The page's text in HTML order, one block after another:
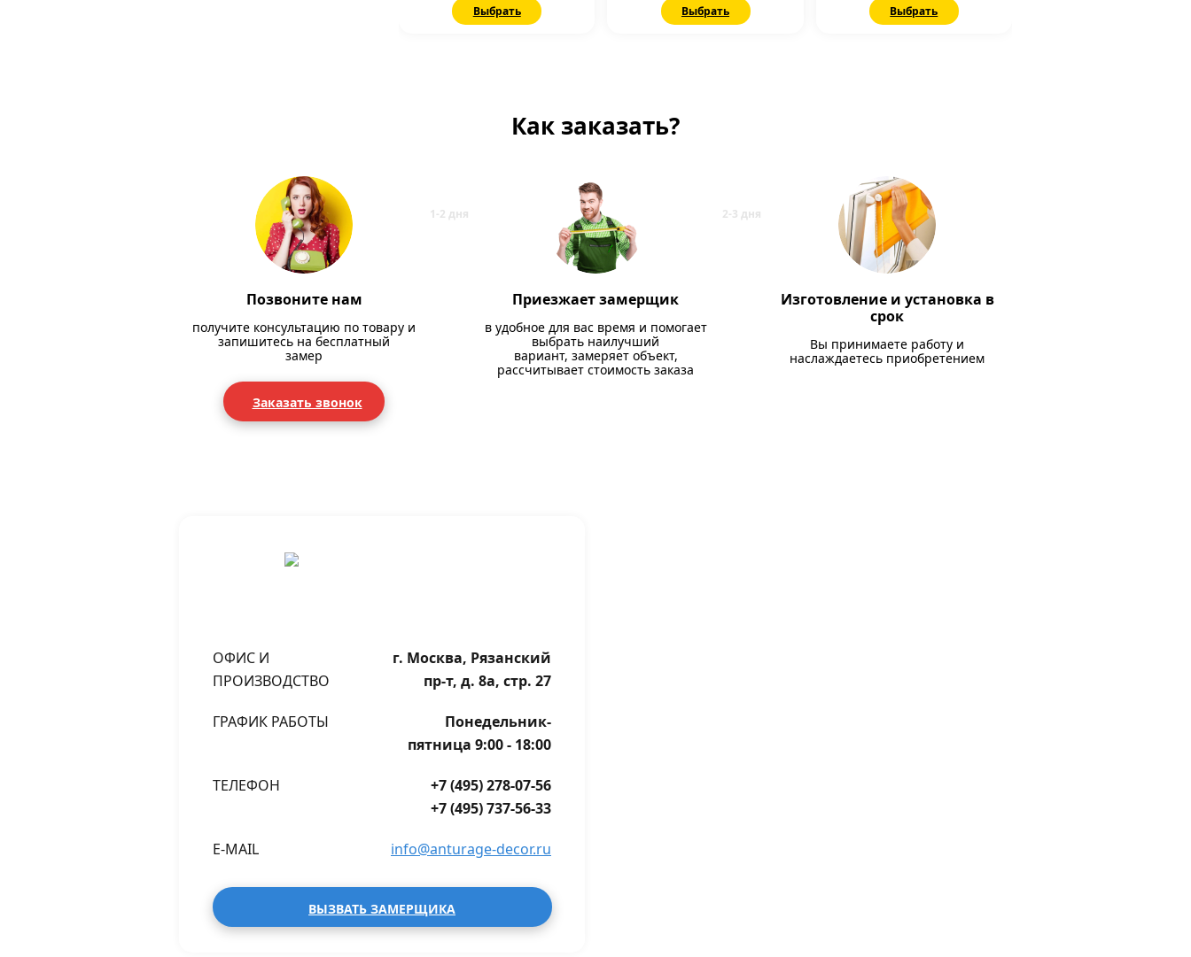
Выбрать Выбрать Выбрать
Как заказать?
Позвоните нам
получите консультацию по товару и
запишитесь на бесплатный
замер
Заказать звонок
Приезжает замерщик
в удобное для вас время и помогает
выбрать наилучший
вариант, замеряет объект,
рассчитывает стоимость заказа
Изготовление и установка в
срок
Вы принимаете работу и
наслаждаетесь приобретением
ОФИС И
ПРОИЗВОДСТВО
г. Москва, Рязанский
пр-т, д. 8а, стр. 27
ГРАФИК РАБОТЫ
Понедельник-
пятница 9:00 - 18:00
ТЕЛЕФОН
+7 (495) 278-07-56
+7 (495) 737-56-33
E-MAIL info@anturage-decor.ru
ВЫЗВАТЬ ЗАМЕРЩИКА